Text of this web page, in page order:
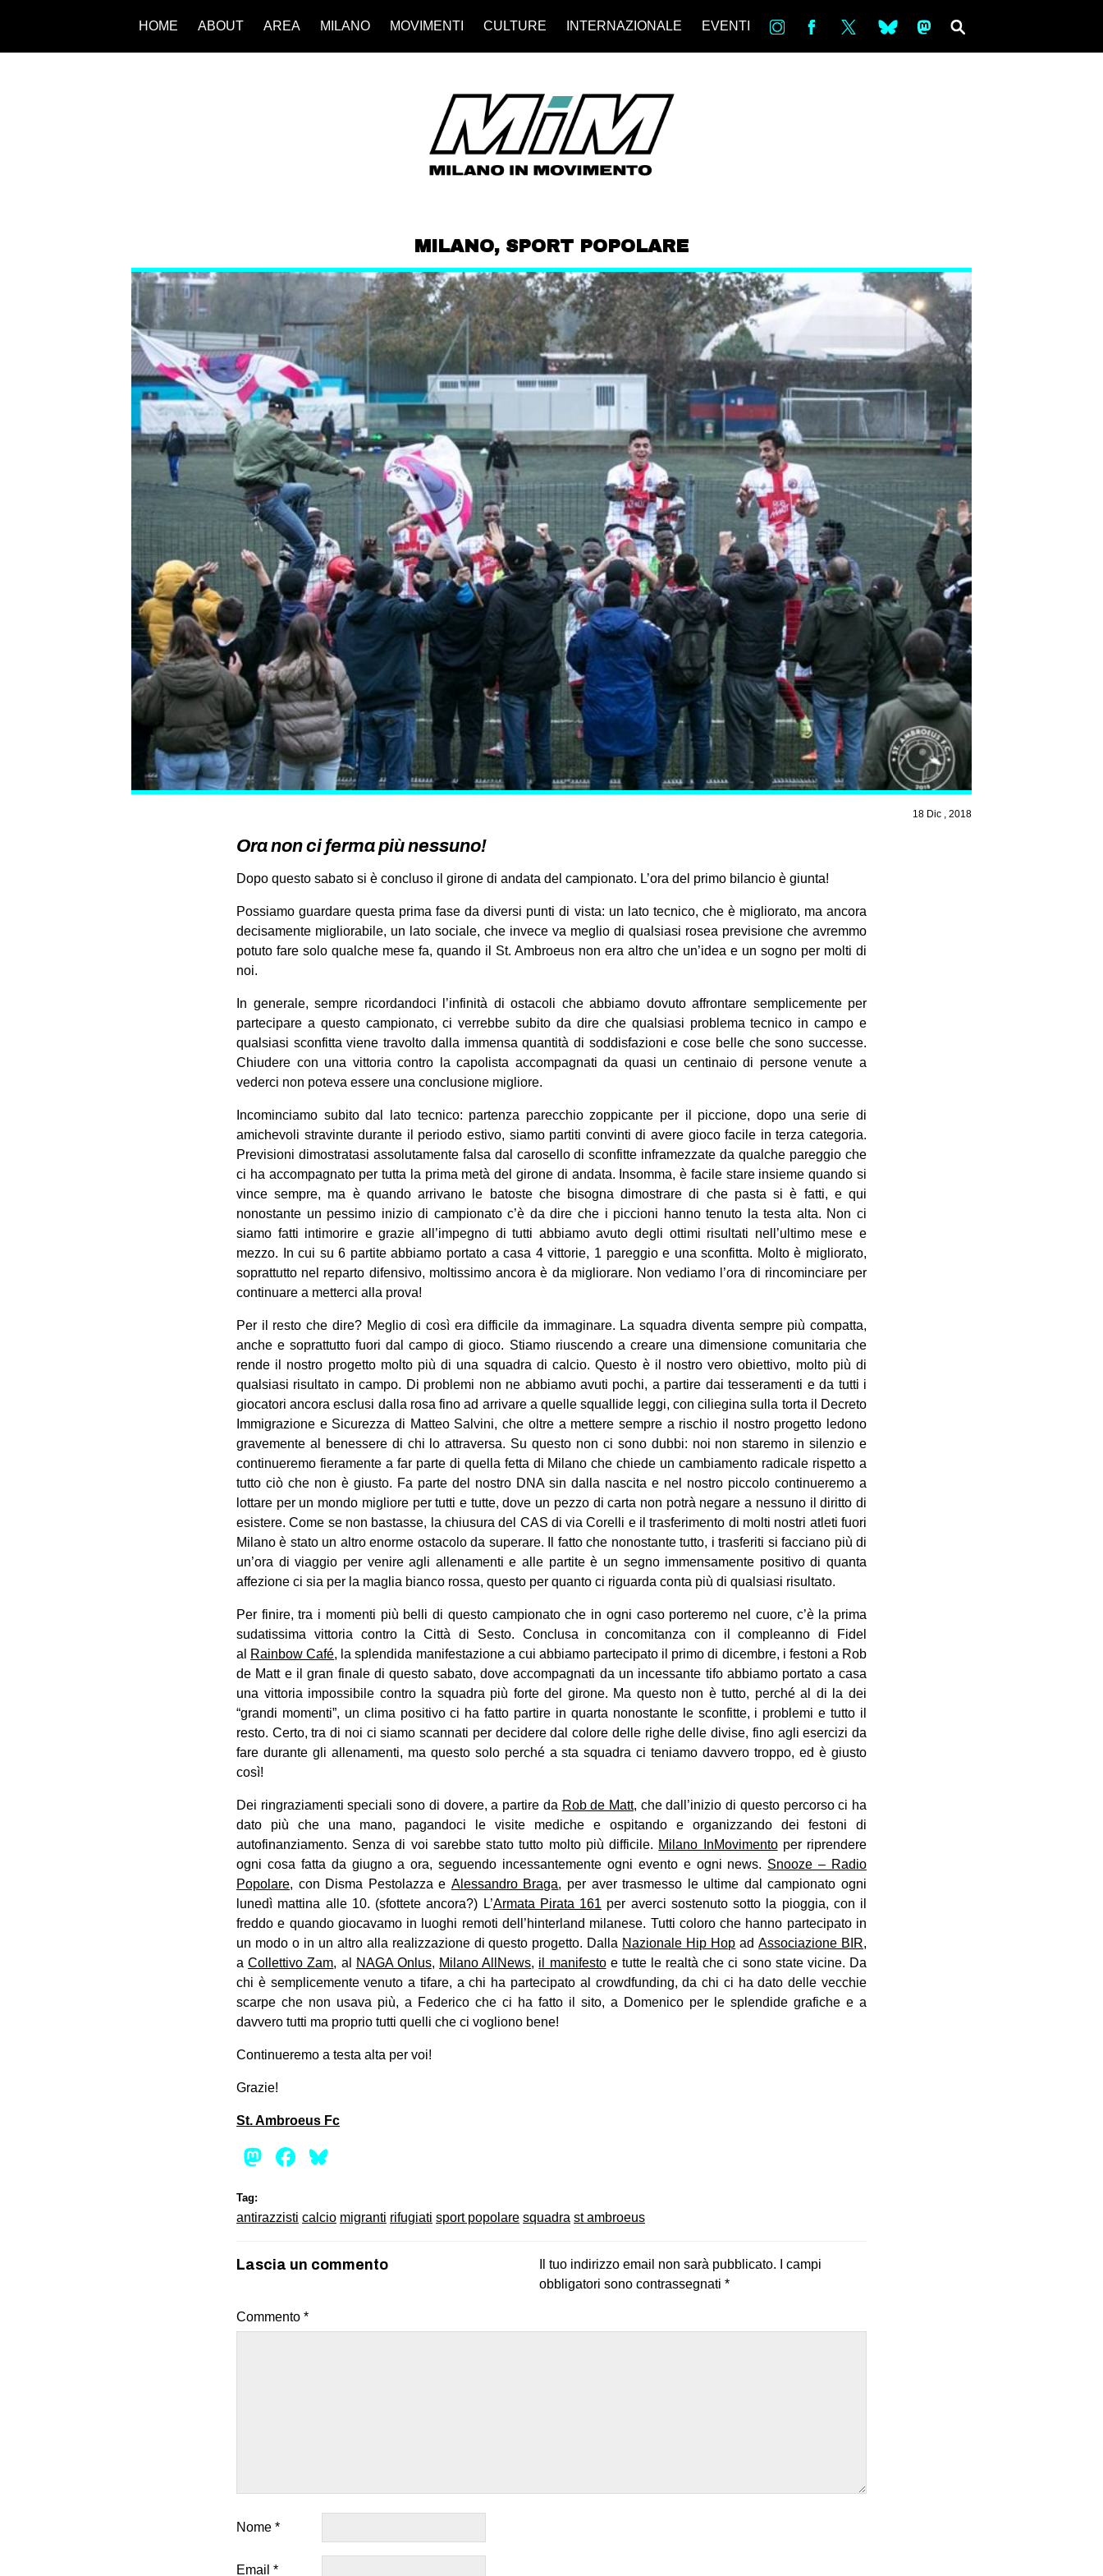
HOME ABOUT AREA MILANO MOVIMENTI CULTURE INTERNAZIONALE EVENTI in bsky ms
MILANO, SPORT POPOLARE
18 Dic , 2018
Ora non ci ferma più nessuno!
Dopo questo sabato si è concluso il girone di andata del campionato. L’ora del primo bilancio è giunta!
Possiamo guardare questa prima fase da diversi punti di vista: un lato tecnico, che è migliorato, ma ancora
decisamente migliorabile, un lato sociale, che invece va meglio di qualsiasi rosea previsione che avremmo
potuto fare solo qualche mese fa, quando il St. Ambroeus non era altro che un’idea e un sogno per molti di
noi.
In generale, sempre ricordandoci l’infinità di ostacoli che abbiamo dovuto affrontare semplicemente per
partecipare a questo campionato, ci verrebbe subito da dire che qualsiasi problema tecnico in campo e
qualsiasi sconfitta viene travolto dalla immensa quantità di soddisfazioni e cose belle che sono successe.
Chiudere con una vittoria contro la capolista accompagnati da quasi un centinaio di persone venute a
vederci non poteva essere una conclusione migliore.
Incominciamo subito dal lato tecnico: partenza parecchio zoppicante per il piccione, dopo una serie di
amichevoli stravinte durante il periodo estivo, siamo partiti convinti di avere gioco facile in terza categoria.
Previsioni dimostratasi assolutamente falsa dal carosello di sconfitte inframezzate da qualche pareggio che
ci ha accompagnato per tutta la prima metà del girone di andata. Insomma, è facile stare insieme quando si
vince sempre, ma è quando arrivano le batoste che bisogna dimostrare di che pasta si è fatti, e qui
nonostante un pessimo inizio di campionato c’è da dire che i piccioni hanno tenuto la testa alta. Non ci
siamo fatti intimorire e grazie all’impegno di tutti abbiamo avuto degli ottimi risultati nell’ultimo mese e
mezzo. In cui su 6 partite abbiamo portato a casa 4 vittorie, 1 pareggio e una sconfitta. Molto è migliorato,
soprattutto nel reparto difensivo, moltissimo ancora è da migliorare. Non vediamo l’ora di rincominciare per
continuare a metterci alla prova!
Per il resto che dire? Meglio di così era difficile da immaginare. La squadra diventa sempre più compatta,
anche e soprattutto fuori dal campo di gioco. Stiamo riuscendo a creare una dimensione comunitaria che
rende il nostro progetto molto più di una squadra di calcio. Questo è il nostro vero obiettivo, molto più di
qualsiasi risultato in campo. Di problemi non ne abbiamo avuti pochi, a partire dai tesseramenti e da tutti i
giocatori ancora esclusi dalla rosa fino ad arrivare a quelle squallide leggi, con ciliegina sulla torta il Decreto
Immigrazione e Sicurezza di Matteo Salvini, che oltre a mettere sempre a rischio il nostro progetto ledono
gravemente al benessere di chi lo attraversa. Su questo non ci sono dubbi: noi non staremo in silenzio e
continueremo fieramente a far parte di quella fetta di Milano che chiede un cambiamento radicale rispetto a
tutto ciò che non è giusto. Fa parte del nostro DNA sin dalla nascita e nel nostro piccolo continueremo a
lottare per un mondo migliore per tutti e tutte, dove un pezzo di carta non potrà negare a nessuno il diritto di
esistere. Come se non bastasse, la chiusura del CAS di via Corelli e il trasferimento di molti nostri atleti fuori
Milano è stato un altro enorme ostacolo da superare. Il fatto che nonostante tutto, i trasferiti si facciano più di
un’ora di viaggio per venire agli allenamenti e alle partite è un segno immensamente positivo di quanta
affezione ci sia per la maglia bianco rossa, questo per quanto ci riguarda conta più di qualsiasi risultato.
Per finire, tra i momenti più belli di questo campionato che in ogni caso porteremo nel cuore, c’è la prima
sudatissima vittoria contro la Città di Sesto. Conclusa in concomitanza con il compleanno di Fidel
al
Rainbow Café, la splendida manifestazione a cui abbiamo partecipato il primo di dicembre, i festoni a Rob
de Matt e il gran finale di questo sabato, dove accompagnati da un incessante tifo abbiamo portato a casa
una vittoria impossibile contro la squadra più forte del girone. Ma questo non è tutto, perché al di la dei
“grandi momenti”, un clima positivo ci ha fatto partire in quarta nonostante le sconfitte, i problemi e tutto il
resto. Certo, tra di noi ci siamo scannati per decidere dal colore delle righe delle divise, fino agli esercizi da
fare durante gli allenamenti, ma questo solo perché a sta squadra ci teniamo davvero troppo, ed è giusto
così!
Dei ringraziamenti speciali sono di dovere, a partire da Rob de Matt, che dall’inizio di questo percorso ci ha
dato più che una mano, pagandoci le visite mediche e ospitando e organizzando dei festoni di
autofinanziamento. Senza di voi sarebbe stato tutto molto più difficile. Milano InMovimentoper riprendere
ogni cosa fatta da giugno a ora, seguendo incessantemente ogni evento e ogni news. Snooze – Radio
Popolare, con Disma Pestolazza e Alessandro Braga, per aver trasmesso le ultime dal campionato ogni
lunedì mattina alle 10. (sfottete ancora?) L’Armata Pirata 161 per averci sostenuto sotto la pioggia, con il
freddo e quando giocavamo in luoghi remoti dell’hinterland milanese. Tutti coloro che hanno partecipato in
un modo o in un altro alla realizzazione di questo progetto. Dalla Nazionale Hip Hop adAssociazione BIR,
aCollettivo Zam, al NAGA Onlus, Milano AllNews, il manifestoe tutte le realtà che ci sono state vicine. Da
chi è semplicemente venuto a tifare, a chi ha partecipato al crowdfunding, da chi ci ha dato delle vecchie
scarpe che non usava più, a Federico che ci ha fatto il sito, a Domenico per le splendide grafiche e a
davvero tutti ma proprio tutti quelli che ci vogliono bene!
Continueremo a testa alta per voi!
Grazie!
St. Ambroeus Fc
Mastodon
Facebook
Tag:
antirazzisti calcio migranti rifugiati sport popolare squadra st ambroeus
Lascia un commento Il tuo indirizzo email non sarà pubblicato.
I campi
obbligatori sono contrassegnati *
Commento *
Nome *
Email *